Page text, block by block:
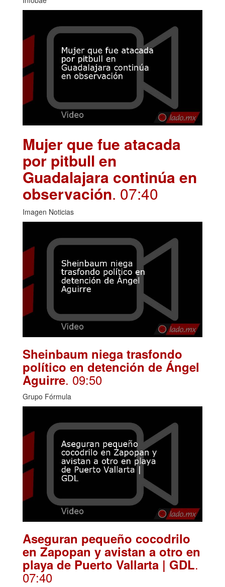
Mujer que fue atacada
por pitbull en
Guadalajara continúa en
observación. 07:40
Imagen Noticias
Sheinbaum niega trasfondo
político en detención de Ángel
Aguirre. 09:50
Grupo Fórmula
Aseguran pequeño cocodrilo
en Zapopan y avistan a otro en
playa de Puerto Vallarta | GDL.
07:40